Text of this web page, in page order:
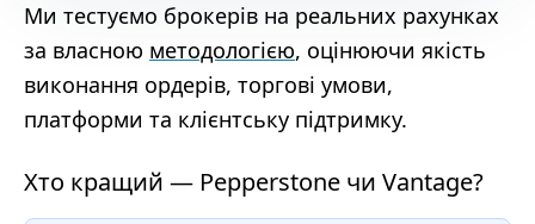
Ми тестуємо брокерів на реальних рахунках
за власною методологією, оцінюючи якість
виконання ордерів, торгові умови,
платформи та клієнтську підтримку.
Хто кращий — Pepperstone чи Vantage?